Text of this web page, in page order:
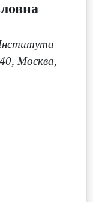
Москва,